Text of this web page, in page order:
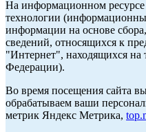
На информационном
технологии
информации на основе
сведений, относящихся к
"Интернет", находящихся на
Федерации).
Во время посещения сайта
обрабатываем ваши
метрик Яндекс Метрика,